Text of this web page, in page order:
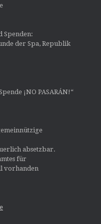
Spenden:
der Spa, Republik
¡NO PASARÁN!“
absetzbar.
für
vorhanden